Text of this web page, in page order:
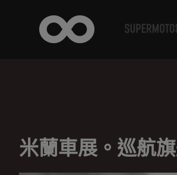
米蘭車展。巡航